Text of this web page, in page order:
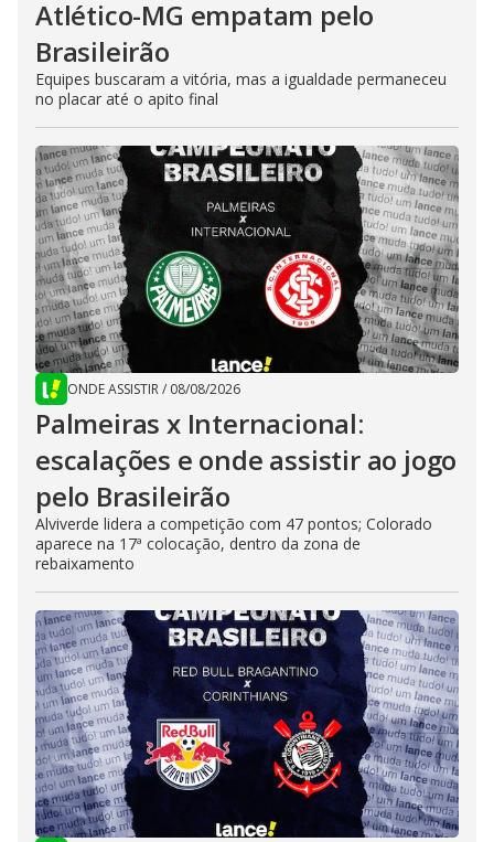
Atlético-MG empatam pelo
Brasileirão
Equipes buscaram a vitória, mas a igualdade permaneceu
no placar até o apito final
ONDE ASSISTIR/ 08/08/2026
Palmeiras x Internacional:
escalações e onde assistir ao jogo
pelo Brasileirão
Alviverde lidera a competição com 47 pontos; Colorado
aparece na 17ª colocação, dentro da zona de
rebaixamento